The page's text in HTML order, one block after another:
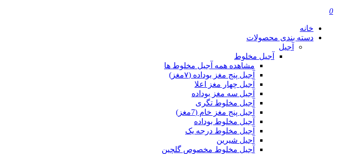
0
خانه
دسته بندی محصولات
آجیل
آجیل مخلوط
مشاهده همه آجیل مخلوط ها
آجیل پنج مغز بوداده (۷مغز)
آجیل چهار مغز اعلا
آجیل سه مغز بوداده
آجیل مخلوط تگری
آجیل پنج مغز خام (7مغز)
آجیل مخلوط بوداده
آجیل مخلوط درجه یک
آجیل شیرین
آجیل مخلوط مخصوص گلچین